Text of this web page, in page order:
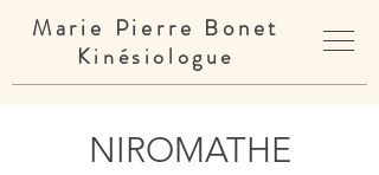
Marie Pierre Bonet
Kinésiologue
NIROMATHE